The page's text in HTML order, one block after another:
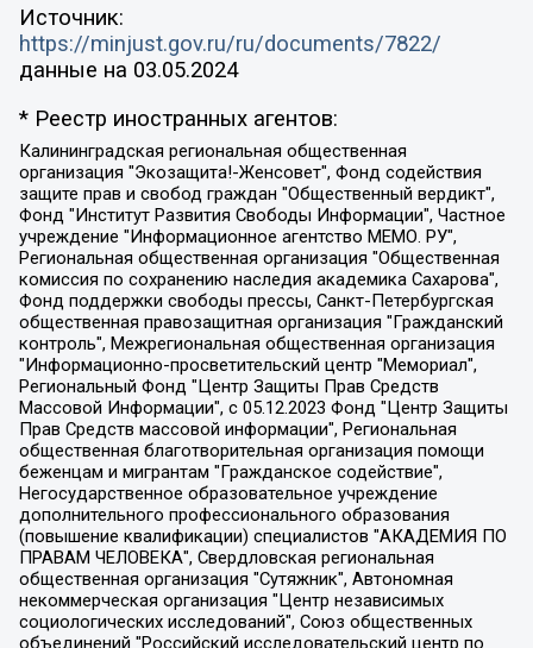
Источник:
https://minjust.gov.ru/ru/documents/7822/
данные на 03.05.2024
* Реестр иностранных агентов:
Калининградская региональная общественная организация "Экозащита!-Женсовет", Фонд содействия защите прав и свобод граждан "Общественный вердикт", Фонд "Институт Развития Свободы Информации", Частное учреждение "Информационное агентство МЕМО. РУ", Региональная общественная организация "Общественная комиссия по сохранению наследия академика Сахарова", Фонд поддержки свободы прессы, Санкт-Петербургская общественная правозащитная организация "Гражданский контроль", Межрегиональная общественная организация "Информационно-просветительский центр "Мемориал", Региональный Фонд "Центр Защиты Прав Средств Массовой Информации", с 05.12.2023 Фонд "Центр Защиты Прав Средств массовой информации", Региональная общественная благотворительная организация помощи беженцам и мигрантам "Гражданское содействие", Негосударственное образовательное учреждение дополнительного профессионального образования (повышение квалификации) специалистов "АКАДЕМИЯ ПО ПРАВАМ ЧЕЛОВЕКА", Свердловская региональная общественная организация "Сутяжник", Автономная некоммерческая организация "Центр независимых социологических исследований", Союз общественных объединений "Российский исследовательский центр по правам человека", Региональное общественное учреждение научно-информационный центр "МЕМОРИАЛ", Некоммерческая организация "Фонд защиты гласности", Автономная некоммерческая организация "Институт прав человека", Городская общественная организация "Екатеринбургское общество "МЕМОРИАЛ", Городская общественная организация "Рязанское историко-просветительское и правозащитное общество "Мемориал" (Рязанский Мемориал), Челябинский региональный орган общественной самодеятельности – женское общественное объединение "Женщины Евразии", Челябинский региональный орган общественной самодеятельности "Уральская правозащитная группа", Фонд содействия защите здоровья и социальной справедливости имени Андрея Рылькова, Автономная Некоммерческая Организация "Аналитический Центр Юрия Левады", Автономная некоммерческая организация социальной поддержки населения "Проект Апрель", Региональная общественная организация помощи женщинам и детям, находящимся в кризисной ситуации "Информационно-методический центр "Анна", Фонд содействия развитию массовых коммуникаций и правовому просвещению "Так-так-Так", Фонд содействия устойчивому развитию "Серебряная тайга", Свердловский региональный общественный фонд социальных проектов "Новое время", "Idel.Реалии", Кавказ.Реалии, Крым.Реалии, Телеканал Настоящее Время, Татаро-башкирская служба Радио Свобода (Azatliq Radiosi), Радио Свободная Европа/Радио Свобода (PCE/PC), "Сибирь.Реалии", "Фактограф", Благотворительный фонд помощи осужденным и их семьям, Автономная некоммерческая организация "Институт глобализации и социальных движений", Фонд "В защиту прав заключенных", Частное учреждение "Центр поддержки и содействия развитию средств массовой информации", Пензенский региональный общественный благотворительный фонд "Гражданский союз", "Север.Реалии", Некоммерческая организация Фонд "Правовая инициатива", Общество с ограниченной ответственностью "Радио Свободная Европа/Радио Свобода", Чешское информационное агентство "MEDIUM-ORIENT", Красноярская региональная общественная организация "Мы против СПИДа", Камалягин Денис Николаевич, Маркелов Сергей Евгеньевич, Пономарев Лев Александрович, Савицкая Людмила Алексеевна, Автономная некоммерческая организация "Центр по работе с проблемой насилия "НАСИЛИЮ.НЕТ", Межрегиональный профессиональный союз работников здравоохранения "Альянс врачей", Юридическое лицо, зарегистрированное в Латвийской Республике, SIA "Medusa Project" (регистрационный номер 40103797863, дата регистрации 10.06.2014), Некоммерческая организация "Фонд по борьбе с коррупцией", Автономная некоммерческая организация "Институт права и публичной политики", Баданин Роман Сергеевич, Гликин Максим Александрович, Железнова Мария Михайловна, Лукьянова Юлия Сергеевна, Маетная Елизавета Витальевна, Маняхин Петр Борисович, Чуракова Ольга Владимировна, Ярош Юлия Петровна, Юридическое лицо "The Insider SIA", зарегистрированное в Риге, Латвийская Республика (дата регистрации 26.06.2015), являющееся администратором доменного имени интернет-издания "The Insider SIA", https://theins.ru, Постернак Алексей Евгеньевич, Рубин Михаил Аркадьевич, Анин Роман Александрович, Юридическое лицо Istories fonds, зарегистрированное в Латвийской Республике (регистрационный номер 50008295751, дата регистрации 24.02.2020), Великовский Дмитрий Александрович, Долинина Ирина Николаевна, Мароховская Алеся Алексеевна, Шлейнов Роман Юрьевич, Шмагун Олеся Валентиновна, Общество с ограниченной ответственностью "Альтаир 2021", Общество с ограниченной ответственностью "Вега 2021", Общество с ограниченной ответственностью "Главный редактор 2021", Общество с ограниченной ответственностью "Ромашки монолит", Важенков Артем Валерьевич, Ивановская областная общественная организация "Центр гендерных исследований", Гурман Юрий Альбертович, Медиапроект "ОВД-Инфо", Егоров Владимир Владимирович, Жилинский Владимир Александрович, Общество с ограниченной ответственностью "ЗП", Иванова София Юрьевна, Карезина Инна Павловна, Кильтау Екатерина Викторовна, Петров Алексей Викторович, Пискунов Сергей Евгеньевич, Смирнов Сергей Сергеевич, Тихонов Михаил Сергеевич, Общество с ограниченной ответственностью "ЖУРНАЛИСТ-ИНОСТРАННЫЙ АГЕНТ", Арапова Галина Юрьевна, Вольтская Татьяна Анатольевна, Американская компания "Mason G.E.S. Anonymous Foundation" (США), являющаяся владельцем интернет-издания https://mnews.world/, Компания "Stichting Bellingcat", зарегистрированная в Нидерландах (дата регистрации 11.07.2018), Захаров Андрей Вячеславович, Клепиковская Екатерина Дмитриевна, Общество с ограниченной ответственностью "МЕМО", Перл Роман Александрович, Симонов Евгений Алексеевич, Соловьева Елена Анатольевна, Сотников Даниил Владимирович, Сурначева Елизавета Дмитриевна, Автономная некоммерческая организация по защите прав человека и информированию населения "Якутия – Наше Мнение", Общество с ограниченной ответственностью "Москоу диджитал медиа", с 26.01.2023 Общество с ограниченной ответственностью "Чайка Белые сады", Ветошкина Валерия Валерьевна, Заговора Максим Александрович, Межрегиональное общественное движение "Российская ЛГБТ - сеть", Оленичев Максим Владимирович, Павлов Иван Юрьевич, Скворцова Елена Сергеевна, Общество с ограниченной ответственностью "Как бы инагент", Кочетков Игорь Викторович, Общество с ограниченной ответственностью "Честные выборы", Еланчик Олег Александрович, Общество с ограниченной ответственностью "Нобелевский призыв", Гималова Регина Эмилевна, Григорьев Андрей Валерьевич, Григорьева Алина Александровна, Ассоциация по содействию защите прав призывников, альтернативнослужащих и военнослужащих "Правозащитная группа "Гражданин.Армия.Право", Хисамова Регина Фаритовна, Автономная некоммерческая организация по реализации социально-правовых программ "Лилит", Дальневосточное общественное движение "Маяк", Санкт-Петербургская ЛГБТ-инициативная группа "Выход", Инициативная группа ЛГБТ+ "Реверс", Алексеев Андрей Викторович, Бекбулатова Таисия Львовна, Беляев Иван Михайлович, Владыкина Елена Сергеевна, Гельман Марат Александрович, Никульшина Вероника Юрьевна, Толоконникова Надежда Андреевна, Шендерович Виктор Анатольевич, Общество с ограниченной ответственностью "Данное сообщение", Общество с ограниченной ответственностью Издательский дом "Новая глава", Айнбиндер Александра Александровна, Московский комьюнити-центр для ЛГБТ+инициатив, Благотворительный фонд развития филантропии, Deutsche Welle (Германия, Kurt-Schumacher-Strasse 3, 53113 Bonn), Борзунова Мария Михайловна, Воробьев Виктор Викторович, Голубева Анна Львовна, Константинова Алла Михайловна, Малкова Ирина Владимировна, Мурадов Мурад Абдулгалимович, Осетинская Елизавета Николаевна, Понасенков Евгений Николаевич, Ганапольский Матвей Юрьевич, Киселев Евгений Алексеевич, Борухович Ирина Григорьевна, Дремин Иван Тимофеевич, Дубровский Дмитрий Викторович, Красноярская региональная общественная организация поддержки и развития альтернативных образовательных технологий и межкультурных коммуникаций "ИНТЕРРА", Маяковская Екатерина Алексеевна, Фейгин Марк Захарович, Филимонов Андрей Викторович, Дзугкоева Регина Николаевна, Доброхотов Роман Александрович, Дудь Юрий Александрович, Елкин Сергей Владимирович, Кругликов Кирилл Игоревич, Сабунаева Мария Леонидовна, Семенов Алексей Владимирович, Шаинян Карен Багратович, Шульман Екатерина Михайловна, Асафьев Артур Валерьевич, Вахштайн Виктор Семенович, Венедиктов Алексей Алексеевич, Лушникова Екатерина Евгеньевна, Волков Леонид Михайлович, Невзоров Александр Глебович, Пархоменко Сергей Борисович, Сироткин Ярослав Николаевич, Кара-Мурза Владимир Владимирович, Баранова Наталья Владимировна, Гозман Леонид Яковлевич, Кагарлицкий Борис Юльевич, Климарев Михаил Валерьевич, Милов Владимир Станиславович, Автономная некоммерческая организация Краснодарский центр современного искусства "Типография", Моргенштерн Алишер Тагирович, Соболь Любовь Эдуардовна, Общество с ограниченной ответственностью "ЛИЗА НОРМ", Каспаров Гарри Кимович, Ходорковский Михаил Борисович, Общество с ограниченной ответственностью "Апрельские тезисы", Данилович Ирина Брониславовна, Кашин Олег Владимирович, Петров Николай Владимирович, Пивоваров Алексей Владимирович, Соколов Михаил Владимирович, Цветкова Юлия Владимировна, Чичваркин Евгений Александрович, Комитет против пыток/Команда против пыток, Общество с ограниченной ответственностью "Первый научный", Общество с ограниченной ответственностью "Вертолет и ко", Белоцерковская Вероника Борисовна, Кац Максим Евгеньевич, Лазарева Татьяна Юрьевна, Шаведдинов Руслан Табризович, Яшин Илья Валерьевич, Общество с ограниченной ответственностью "Иноагент ААВ", Алешковский Дмитрий Петрович, Альбац Евгения Марковна, Быков Дмитрий Львович, Галямина Юлия Евгеньевна, Лойко Сергей Леонидович, Мартынов Кирилл Константинович, Медведев Сергей Александрович, Крашенинников Федор Геннадиевич, Гордеева Катерина Вл